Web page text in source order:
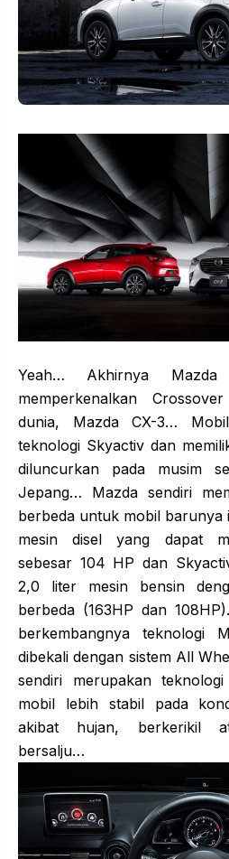
Yeah… Akhirnya Mazda
memperkenalkan
dunia, Mazda CX-3…
teknologi Skyactiv dan
diluncurkan pada musim
Jepang… Mazda sendiri
berbeda untuk mobil barunya
mesin disel yang dapat
sebesar 104 HP dan
2,0 liter mesin bensin
berbeda (163HP dan
berkembangnya teknologi
dibekali dengan sistem All
sendiri merupakan
mobil lebih stabil pada
akibat hujan, berkerikil
bersalju…